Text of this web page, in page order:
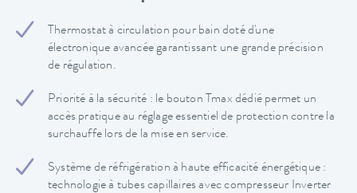
Thermostat à circulation pour bain doté d'une
électronique avancée garantissant une grande précision
de régulation.
Priorité à la sécurité : le bouton Tmax dédié permet un
accès pratique au réglage essentiel de protection contre la
surchauffe lors de la mise en service.
Système de réfrigération à haute efficacité énergétique :
technologie à tubes capillaires avec compresseur Inverter